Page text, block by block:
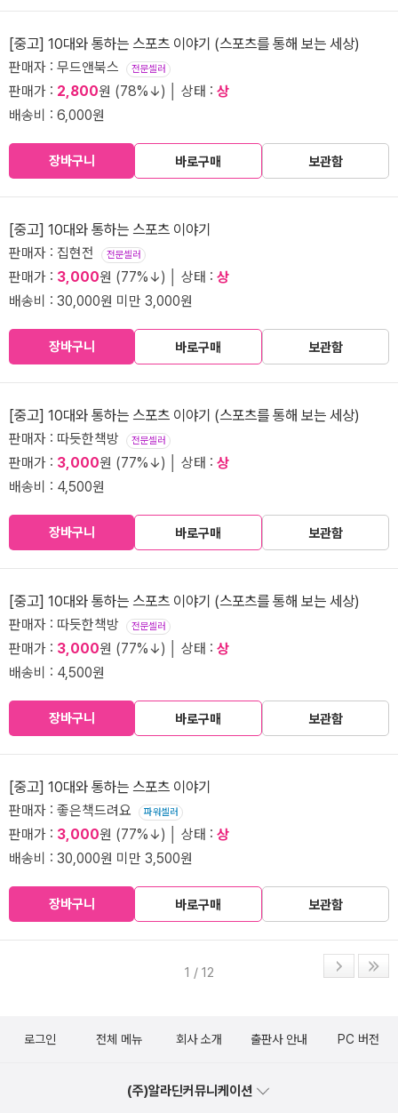
[중고] 10대와 통하는 스포츠 이야기 (스포츠를 통해 보는 세상)
판매자 : 무드앤북스 전문셀러
판매가 : 2,800원 (78%↓) │ 상태 : 상
배송비 : 6,000원
장바구니 바로구매 보관함
[중고] 10대와 통하는 스포츠 이야기
판매자 : 집현전 전문셀러
판매가 : 3,000원 (77%↓) │ 상태 : 상
배송비 : 30,000원 미만 3,000원
장바구니 바로구매 보관함
[중고] 10대와 통하는 스포츠 이야기 (스포츠를 통해 보는 세상)
판매자 : 따듯한책방 전문셀러
판매가 : 3,000원 (77%↓) │ 상태 : 상
배송비 : 4,500원
장바구니 바로구매 보관함
[중고] 10대와 통하는 스포츠 이야기 (스포츠를 통해 보는 세상)
판매자 : 따듯한책방 전문셀러
판매가 : 3,000원 (77%↓) │ 상태 : 상
배송비 : 4,500원
장바구니 바로구매 보관함
[중고] 10대와 통하는 스포츠 이야기
판매자 : 좋은책드려요 파워셀러
판매가 : 3,000원 (77%↓) │ 상태 : 상
배송비 : 30,000원 미만 3,500원
장바구니 바로구매 보관함
1 / 12
로그인 전체 메뉴 회사 소개 출판사 안내 PC 버전
(주)알라딘커뮤니케이션